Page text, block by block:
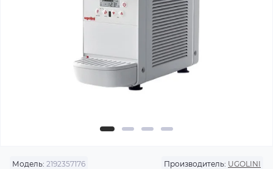
Модель: 2192357176 Производитель: UGOLINI